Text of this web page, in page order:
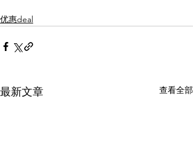
优惠deal
最新文章 查看全部